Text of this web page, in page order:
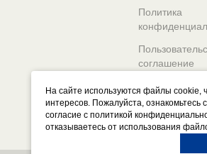
Политика
соглашение
На сайте используются файлы cookie,
интересов. Пожалуйста, ознакомьтесь с
согласие с политикой
отказываетесь от использования